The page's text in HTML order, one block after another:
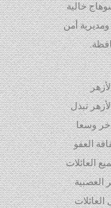
خالية
أمن
تبذل
وسعا
العفو
العائلات